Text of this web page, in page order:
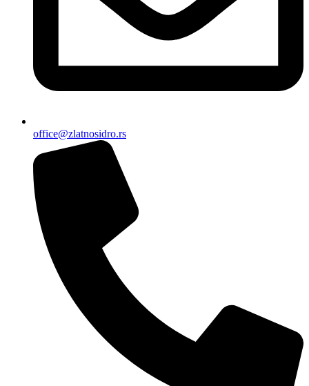
office@zlatnosidro.rs